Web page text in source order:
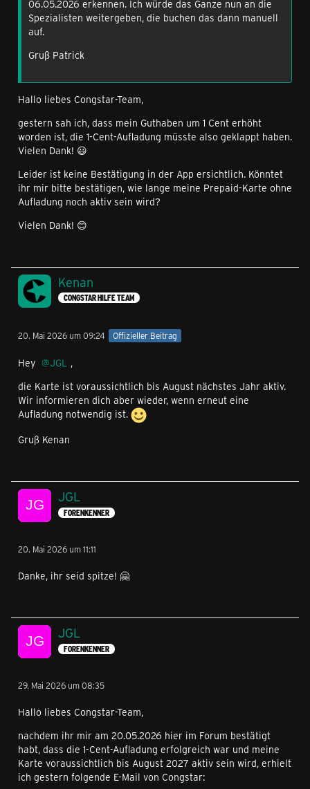
06.05.2026 erkennen. Ich würde das Ganze nun an die
Spezialisten weitergeben, die buchen das dann manuell
auf.
Gruß Patrick
Hallo liebes Congstar-Team,
gestern sah ich, dass mein Guthaben um 1 Cent erhöht
worden ist, die 1-Cent-Aufladung müsste also geklappt haben.
Vielen Dank! 😃
Leider ist keine Bestätigung in der App ersichtlich. Könntet
ihr mir bitte bestätigen, wie lange meine Prepaid-Karte ohne
Aufladung noch aktiv sein wird?
Vielen Dank! 😊
Kenan
CONGSTAR HILFE TEAM
20. Mai 2026 um 09:24 Offizieller Beitrag
Hey JGL ,
die Karte ist voraussichtlich bis August nächstes Jahr aktiv.
Wir informieren dich aber wieder, wenn erneut eine
Aufladung notwendig ist.
Gruß Kenan
JGL
FORENKENNER
20. Mai 2026 um 11:11
Danke, ihr seid spitze! 🤗
JGL
FORENKENNER
29. Mai 2026 um 08:35
Hallo liebes Congstar-Team,
nachdem ihr mir am 20.05.2026 hier im Forum bestätigt
habt, dass die 1-Cent-Aufladung erfolgreich war und meine
Karte voraussichtlich bis August 2027 aktiv sein wird, erhielt
ich gestern folgende E-Mail von Congstar: